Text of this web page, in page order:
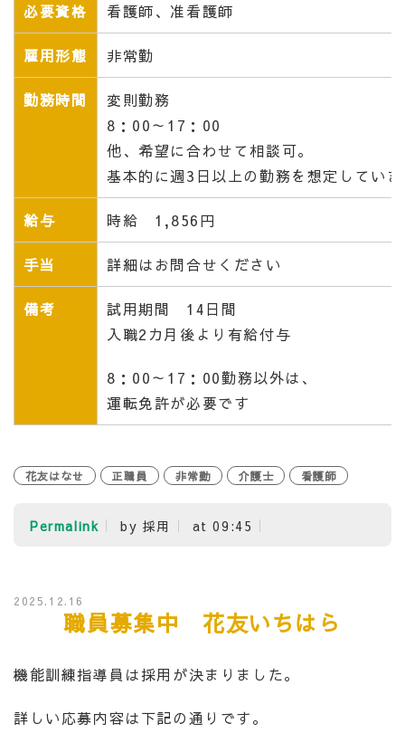
必要資格 看護師、准看護師
雇用形態 非常勤
勤務時間
変則勤務
8：00～17：00
他、希望に合わせて相談可。
基本的に週3日以上の勤務を想定してい
給与 時給 1,856円
手当 詳細はお問合せください
備考
試用期間 14日間
入職2カ月後より有給付与
8：00～17：00勤務以外は、
運転免許が必要です
花友はなせ 正職員 非常勤 介護士 看護師
Permalink by 採用 at 09:45
2025.12.16
職員募集中 花友いちはら
機能訓練指導員は採用が決まりました。
詳しい応募内容は下記の通りです。